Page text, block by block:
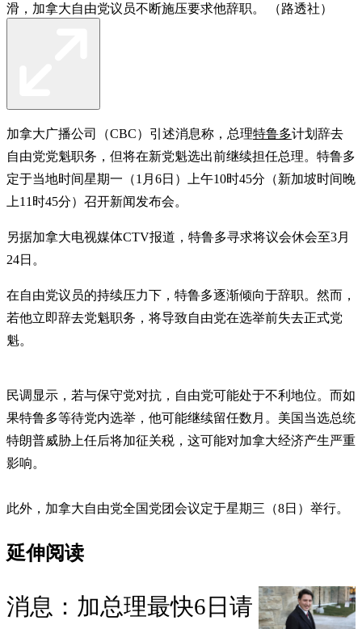
滑，加拿大自由党议员不断施压要求他辞职。 （路透社）
加拿大广播公司（CBC）引述消息称，总理特鲁多计划辞去
自由党党魁职务，但将在新党魁选出前继续担任总理。特鲁多
定于当地时间星期一（1月6日）上午10时45分（新加坡时间晚
上11时45分）召开新闻发布会。
另据加拿大电视媒体CTV报道，特鲁多寻求将议会休会至3月
24日。
在自由党议员的持续压力下，特鲁多逐渐倾向于辞职。然而，
若他立即辞去党魁职务，将导致自由党在选举前失去正式党
魁。
民调显示，若与保守党对抗，自由党可能处于不利地位。而如
果特鲁多等待党内选举，他可能继续留任数月。美国当选总统
特朗普威胁上任后将加征关税，这可能对加拿大经济产生严重
影响。
此外，加拿大自由党全国党团会议定于星期三（8日）举行。
延伸阅读
消息：加总理最快6日请